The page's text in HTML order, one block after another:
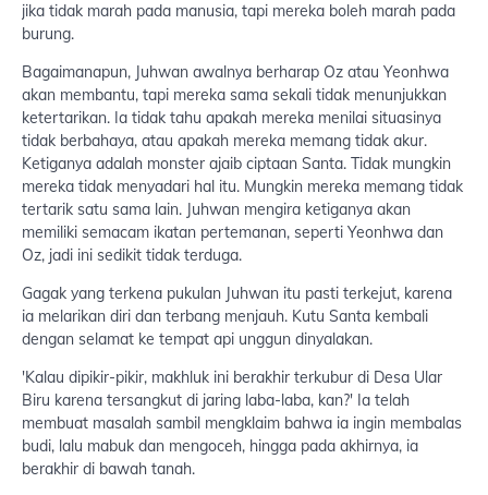
jika tidak marah pada manusia, tapi mereka boleh marah pada
burung.
Bagaimanapun, Juhwan awalnya berharap Oz atau Yeonhwa
akan membantu, tapi mereka sama sekali tidak menunjukkan
ketertarikan. Ia tidak tahu apakah mereka menilai situasinya
tidak berbahaya, atau apakah mereka memang tidak akur.
Ketiganya adalah monster ajaib ciptaan Santa. Tidak mungkin
mereka tidak menyadari hal itu. Mungkin mereka memang tidak
tertarik satu sama lain. Juhwan mengira ketiganya akan
memiliki semacam ikatan pertemanan, seperti Yeonhwa dan
Oz, jadi ini sedikit tidak terduga.
Gagak yang terkena pukulan Juhwan itu pasti terkejut, karena
ia melarikan diri dan terbang menjauh. Kutu Santa kembali
dengan selamat ke tempat api unggun dinyalakan.
'Kalau dipikir-pikir, makhluk ini berakhir terkubur di Desa Ular
Biru karena tersangkut di jaring laba-laba, kan?' Ia telah
membuat masalah sambil mengklaim bahwa ia ingin membalas
budi, lalu mabuk dan mengoceh, hingga pada akhirnya, ia
berakhir di bawah tanah.